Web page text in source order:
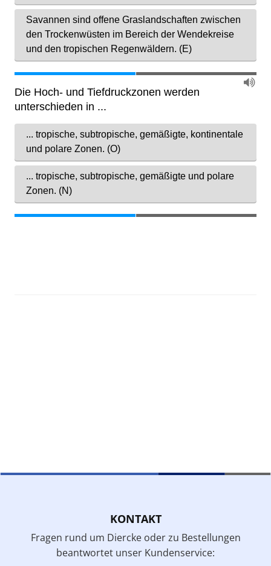
KONTAKT
Fragen rund um Diercke oder zu Bestellungen
beantwortet unser Kundenservice: